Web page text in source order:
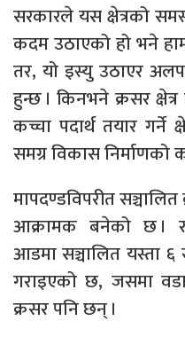
सरकारले यस क्षेत्रको
कदम उठाएको हो भने
तर, यो इस्यु उठाएर
हुन्छ । किनभने क्रसर
कच्चा पदार्थ तयार गर्ने
समग्र विकास निर्माणको
मापदण्डविपरीत
आक्रामक बनेको छ ।
आडमा सञ्चालित यस्ता
गराइएको छ, जसमा
क्रसर पनि छन् ।